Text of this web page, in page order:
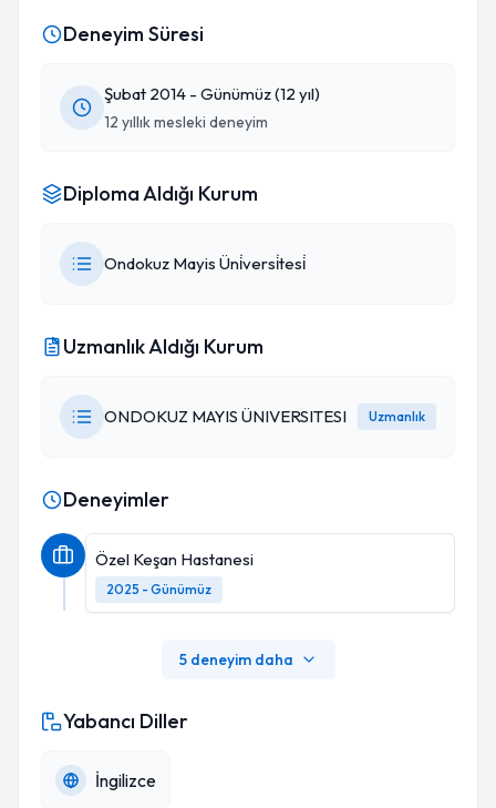
Deneyim Süresi
Şubat 2014 - Günümüz (12 yıl)
12 yıllık mesleki deneyim
Diploma Aldığı Kurum
Ondokuz Mayis Üni̇versi̇tesi̇
Uzmanlık Aldığı Kurum
ONDOKUZ MAYIS ÜNIVERSITESI Uzmanlık
Deneyimler
Özel Keşan Hastanesi
2025 - Günümüz
5 deneyim daha
Yabancı Diller
İngilizce